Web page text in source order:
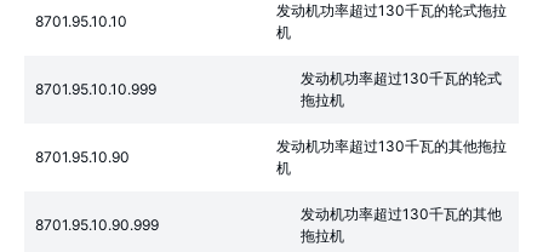
8701.95.10.10
发动机功率超过130千瓦的轮式拖拉
机
8701.95.10.10.999
发动机功率超过130千瓦的轮式
拖拉机
8701.95.10.90
发动机功率超过130千瓦的其他拖拉
机
8701.95.10.90.999
发动机功率超过130千瓦的其他
拖拉机